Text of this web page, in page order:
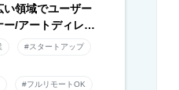
い領域でユーザー
/アートディレク
#スタートアップ
#フルリモートOK